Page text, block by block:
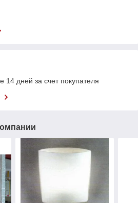
14 дней за счет покупателя